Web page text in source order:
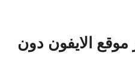
موقع الايفون دون